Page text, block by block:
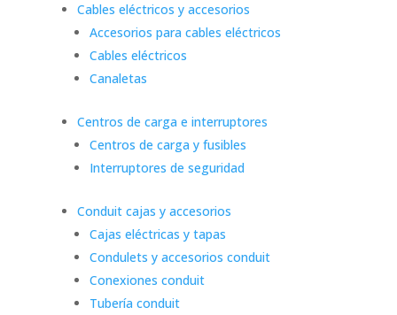
Cables eléctricos y accesorios
Accesorios para cables eléctricos
Cables eléctricos
Canaletas
Centros de carga e interruptores
Centros de carga y fusibles
Interruptores de seguridad
Conduit cajas y accesorios
Cajas eléctricas y tapas
Condulets y accesorios conduit
Conexiones conduit
Tubería conduit